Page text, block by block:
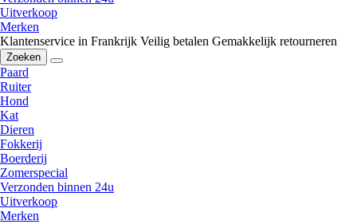
Uitverkoop
Merken
Klantenservice in Frankrijk Veilig betalen Gemakkelijk retourneren
Zoeken
Paard
Ruiter
Hond
Kat
Dieren
Fokkerij
Boerderij
Zomerspecial
Verzonden binnen 24u
Uitverkoop
Merken